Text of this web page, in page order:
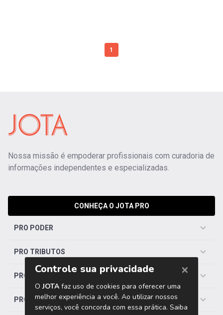
1
Nossa missão é empoderar profissionais com curadoria de
informações independentes e especializadas.
CONHEÇA O JOTA PRO
PRO PODER
PRO TRIBUTOS
PRO TRABALHISTA
PRO SAÚDE